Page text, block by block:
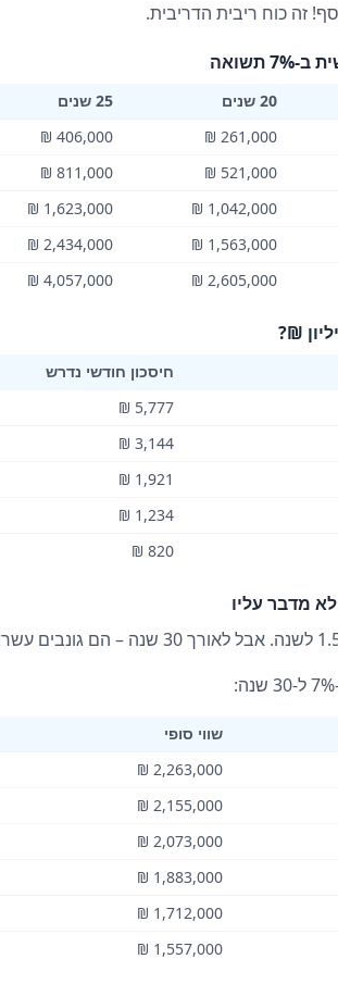
20 שנים 25 שנים
261,000 ₪
406,000 ₪
521,000 ₪
811,000 ₪
1,042,000 ₪
1,623,000 ₪
1,563,000 ₪
2,434,000 ₪
2,605,000 ₪
4,057,000 ₪
₪?
חיסכון חודשי נדרש
5,777 ₪
3,144 ₪
1,921 ₪
1,234 ₪
820 ₪
מדבר עליו
שווי סופי
2,263,000 ₪
2,155,000 ₪
2,073,000 ₪
1,883,000 ₪
1,712,000 ₪
1,557,000 ₪